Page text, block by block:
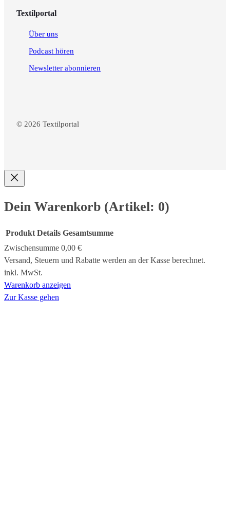
Textilportal
Über uns
Podcast hören
Newsletter abonnieren
© 2026 Textilportal
Dein Warenkorb (Artikel: 0)
Produkte
im
Warenkorb
Produkt Details Gesamtsumme
Zwischensumme 0,00 €
Versand, Steuern und Rabatte werden an der Kasse berechnet.
inkl. MwSt.
Warenkorb anzeigen
Zur Kasse gehen